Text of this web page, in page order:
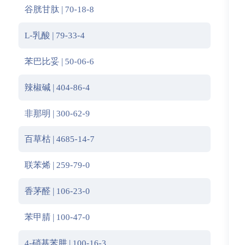
谷胱甘肽 | 70-18-8
L-乳酸 | 79-33-4
苯巴比妥 | 50-06-6
辣椒碱 | 404-86-4
非那明 | 300-62-9
百草枯 | 4685-14-7
联苯烯 | 259-79-0
香茅醛 | 106-23-0
苯甲腈 | 100-47-0